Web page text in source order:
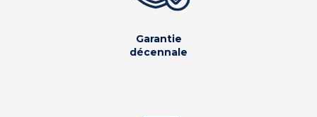
Garantie
décennale